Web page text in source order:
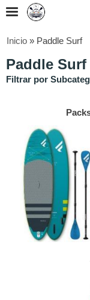
Inicio » Paddle Surf
Paddle Surf
Filtrar por